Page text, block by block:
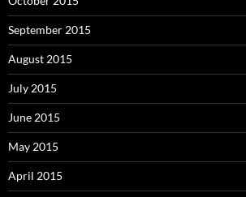
September 2015
August 2015
July 2015
June 2015
May 2015
April 2015